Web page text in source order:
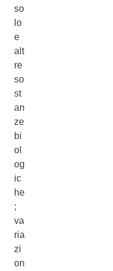
so
lo
e
alt
re
so
st
an
ze
bi
ol
og
ic
he
;
va
ria
zi
on